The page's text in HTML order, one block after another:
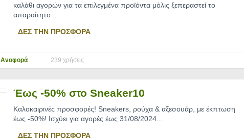
καλάθι αγορών για τα επιλεγμένα προϊόντα μόλις ξεπεραστεί το
απαραίτητο
ΔΕΣ ΤΗΝ ΠΡΟΣΦΟΡΑ
Αναφορά 239 χρήσεις
Έως -50% στο Sneaker10
Καλοκαιρινές προσφορές! Sneakers, ρούχα & αξεσουάρ, με έκπτωση
έως -50%! Ισχύει για αγορές έως 31/08/2024.
ΔΕΣ ΤΗΝ ΠΡΟΣΦΟΡΑ